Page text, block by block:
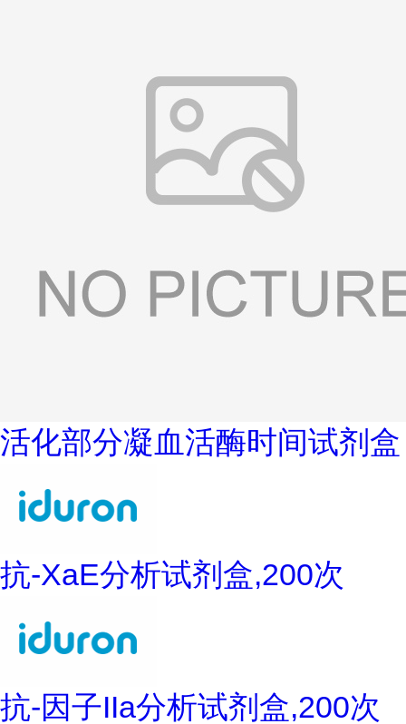
活化部分凝血活酶时间试剂盒
抗-XaE分析试剂盒,200次
抗-因子IIa分析试剂盒,200次